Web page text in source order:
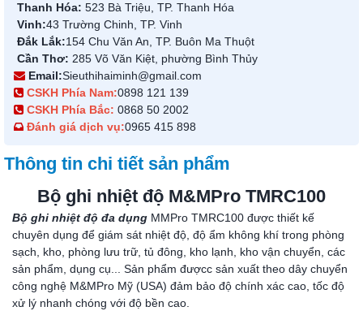
Thanh Hóa: 523 Bà Triệu, TP. Thanh Hóa
Vinh:43 Trường Chinh, TP. Vinh
Đắk Lắk:154 Chu Văn An, TP. Buôn Ma Thuột
Cần Thơ: 285 Võ Văn Kiệt, phường Bình Thủy
Email:Sieuthihaiminh@gmail.com
CSKH Phía Nam:0898 121 139
CSKH Phía Bắc: 0868 50 2002
Đánh giá dịch vụ:0965 415 898
Thông tin chi tiết sản phẩm
Bộ ghi nhiệt độ M&MPro TMRC100
Bộ ghi nhiệt độ đa dụng MMPro TMRC100 được thiết kế
chuyên dụng để giám sát nhiệt độ, độ ẩm không khí trong phòng
sạch, kho, phòng lưu trữ, tủ đông, kho lạnh, kho vận chuyển, các
sản phẩm, dụng cụ... Sản phẩm đượcc sản xuất theo dây chuyển
công nghệ M&MPro Mỹ (USA) đảm bảo độ chính xác cao, tốc độ
xử lý nhanh chóng với độ bền cao.